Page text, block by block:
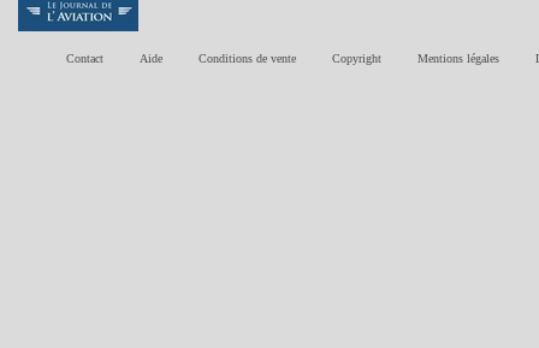
Contact Aide Conditions de vente Copyright Mentions légales